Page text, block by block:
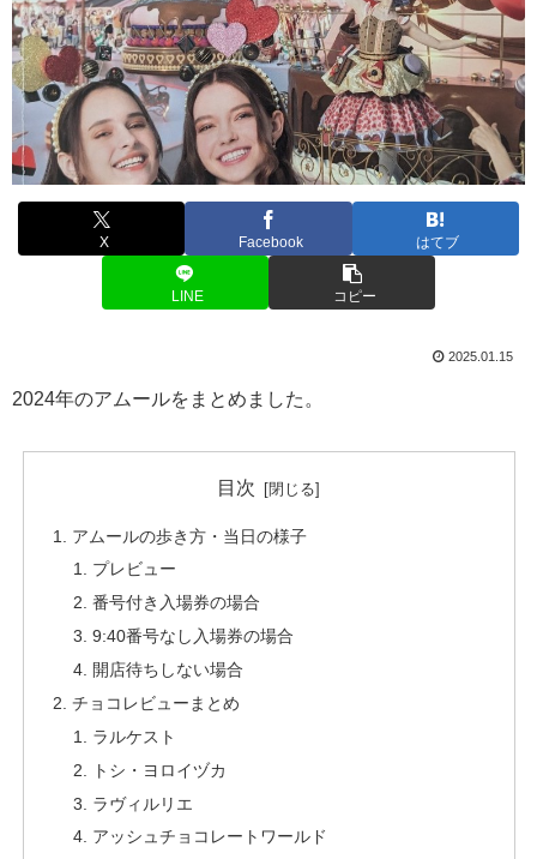
X Facebook はてブ
LINE コピー
2025.01.15
2024年のアムールをまとめました。
目次
アムールの歩き方・当日の様子
プレビュー
番号付き入場券の場合
9:40番号なし入場券の場合
開店待ちしない場合
チョコレビューまとめ
ラルケスト
トシ・ヨロイヅカ
ラヴィルリエ
アッシュチョコレートワールド